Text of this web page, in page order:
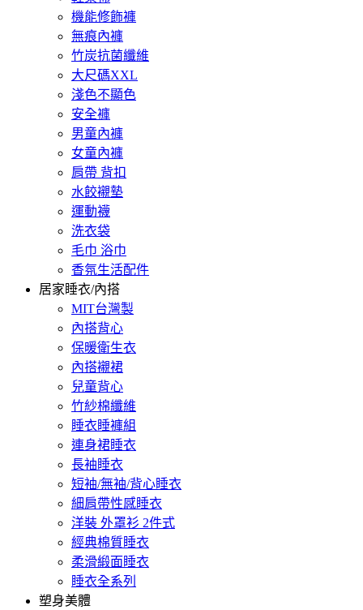
機能修飾褲
無痕內褲
竹炭抗菌纖維
大尺碼XXL
淺色不顯色
安全褲
男童內褲
女童內褲
肩帶 背扣
水餃襯墊
運動襪
洗衣袋
毛巾 浴巾
香氛生活配件
居家睡衣/內搭
MIT台灣製
內搭背心
保暖衛生衣
內搭襯裙
兒童背心
竹紗棉纖維
睡衣睡褲組
連身裙睡衣
長袖睡衣
短袖/無袖/背心睡衣
細肩帶性感睡衣
洋裝 外罩衫 2件式
經典棉質睡衣
柔滑緞面睡衣
睡衣全系列
塑身美體